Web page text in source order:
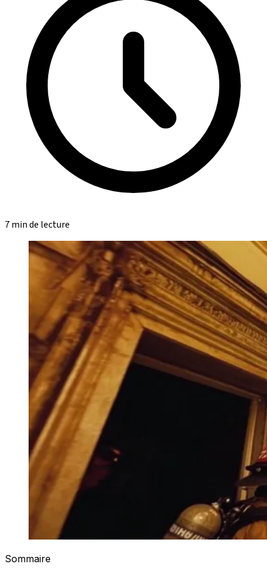
7 min de lecture
Sommaire